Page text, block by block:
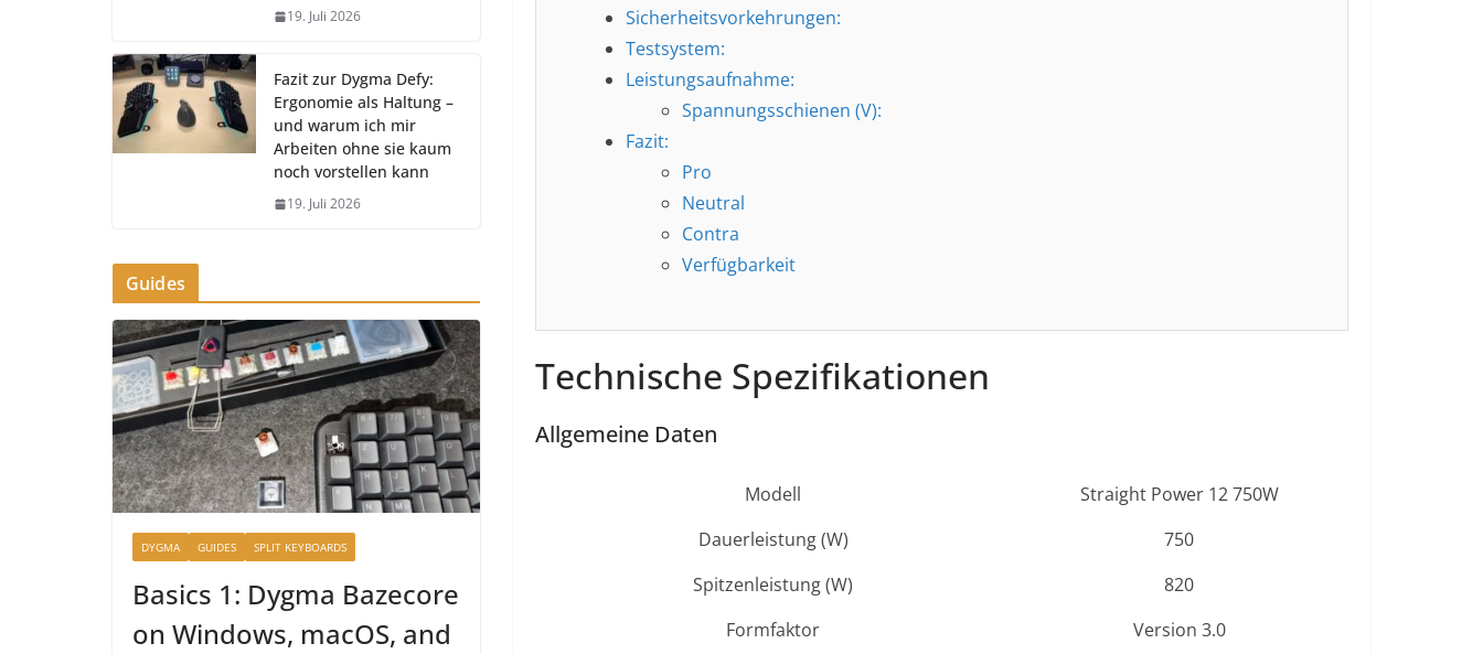
Sicherheitsvorkehrungen:
Testsystem:
Leistungsaufnahme:
Spannungsschienen (V):
Fazit:
Pro
Neutral
Contra
Verfügbarkeit
Technische Spezifikationen
Allgemeine Daten
Modell
Straight Power 12 750W
Dauerleistung (W)
750
Spitzenleistung (W)
820
Formfaktor
Version 3.0
19. Juli 2026
Fazit zur Dygma Defy:
Ergonomie als Haltung –
und warum ich mir
Arbeiten ohne sie kaum
noch vorstellen kann
19. Juli 2026
Guides
DYGMA GUIDES SPLIT KEYBOARDS
Basics 1: Dygma Bazecore
on Windows, macOS, and